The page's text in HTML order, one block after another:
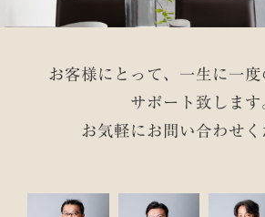
お客様にとって、一生に一度
サポート致します
お気軽にお問い合わせく